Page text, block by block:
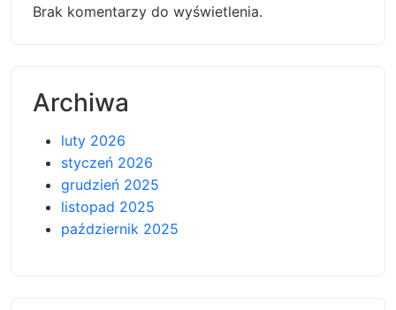
Brak komentarzy do wyświetlenia.
Archiwa
luty 2026
styczeń 2026
grudzień 2025
listopad 2025
październik 2025